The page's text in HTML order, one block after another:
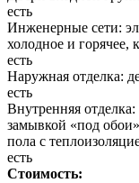
есть
Инженерные сети:
холодное и горячее,
есть
Наружная отделка:
есть
Внутренняя
замывкой «под
пола с
есть
Стоимость: